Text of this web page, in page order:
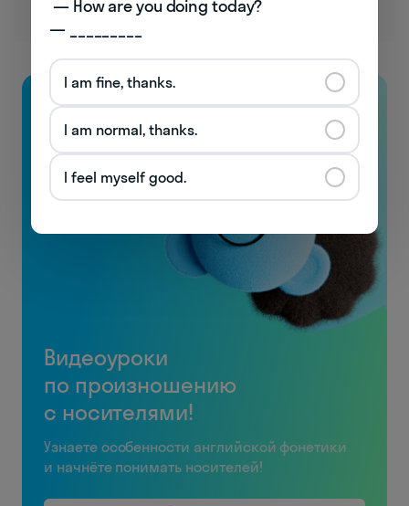
Видеоуроки
по произношению
с носителями!
Узнаете особенности английской фонетики
и начнёте понимать носителей!
— _________
I am fine, thanks.
I am normal, thanks.
I feel myself good.